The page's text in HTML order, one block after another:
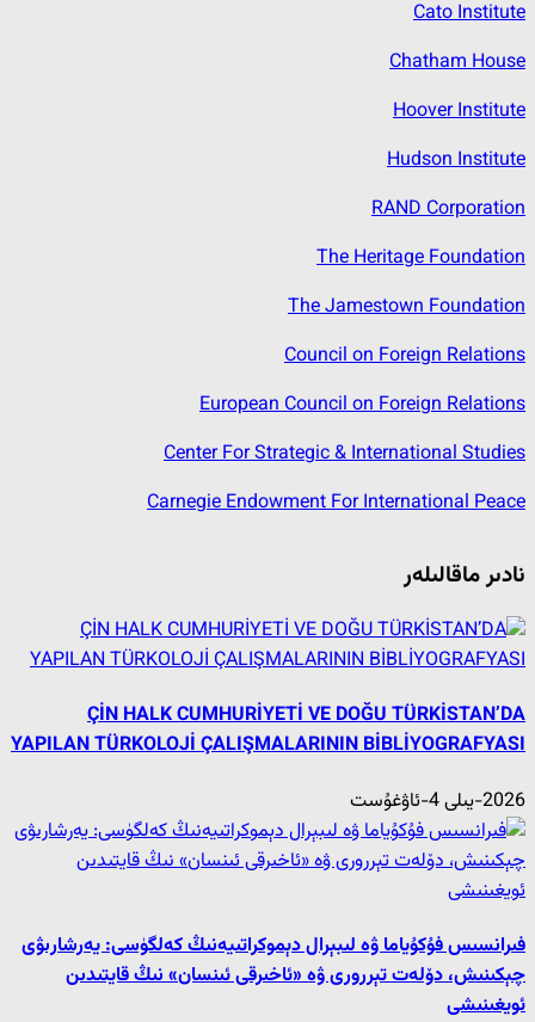
Cato Institute
Chatham House
Hoover Institute
Hudson Institute
RAND Corporation
The Heritage Foundation
The Jamestown Foundation
Council on Foreign Relations
European Council on Foreign Relations
Center For Strategic & International Studies
Carnegie Endowment For International Peace
نادىر ماقالىلەر
ÇİN HALK CUMHURİYETİ VE DOĞU TÜRKİSTAN’DA
YAPILAN TÜRKOLOJİ ÇALIŞMALARININ BİBLİYOGRAFYASI
2026-يىلى 4-ئاۋغۇست
فىرانسىس فۇكۇياما ۋە لىبېرال دېموكراتىيەنىڭ كەلگۈسى: يەرشارىۋى
چېكىنىش، دۆلەت تېررورى ۋە «ئاخىرقى ئىنسان» نىڭ قايتىدىن
ئويغىنىشى